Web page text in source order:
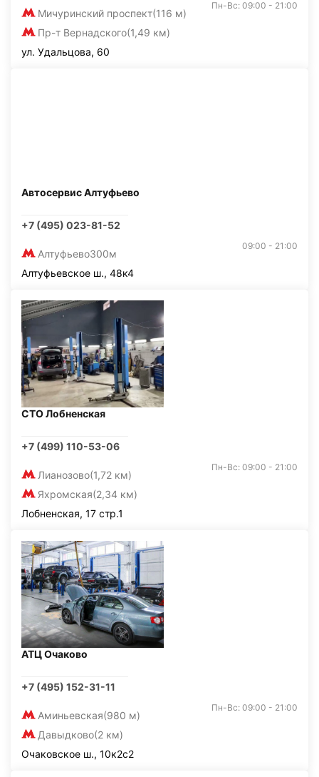
Мичуринский проспект(116 м)
Пр-т Вернадского(1,49 км)
Пн-Вс: 09:00 - 21:00
ул. Удальцова, 60
Автосервис Алтуфьево
+7 (495) 023-81-52
Алтуфьево300м
09:00 - 21:00
Алтуфьевское ш., 48к4
СТО Лобненская
+7 (499) 110-53-06
Лианозово(1,72 км)
Яхромская(2,34 км)
Пн-Вс: 09:00 - 21:00
Лобненская, 17 стр.1
АТЦ Очаково
+7 (495) 152-31-11
Аминьевская(980 м)
Давыдково(2 км)
Пн-Вс: 09:00 - 21:00
Очаковское ш., 10к2с2